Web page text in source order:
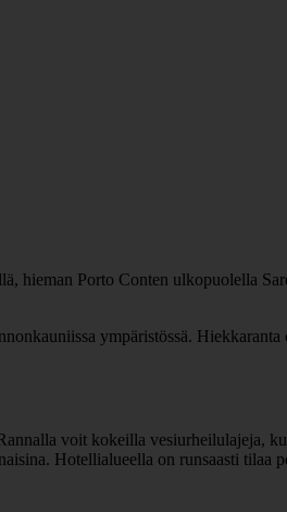
hieman Porto Conten ulkopuolella
ympäristössä.
voit kokeilla vesiurheilulajeja,
Hotellialueella on runsaasti tilaa